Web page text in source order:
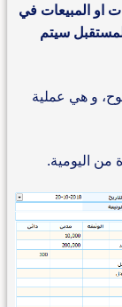
او المبيعات في
سيتم
و هي عملية
من اليومية.